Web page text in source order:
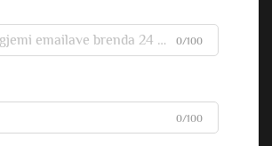
0/100
0/100